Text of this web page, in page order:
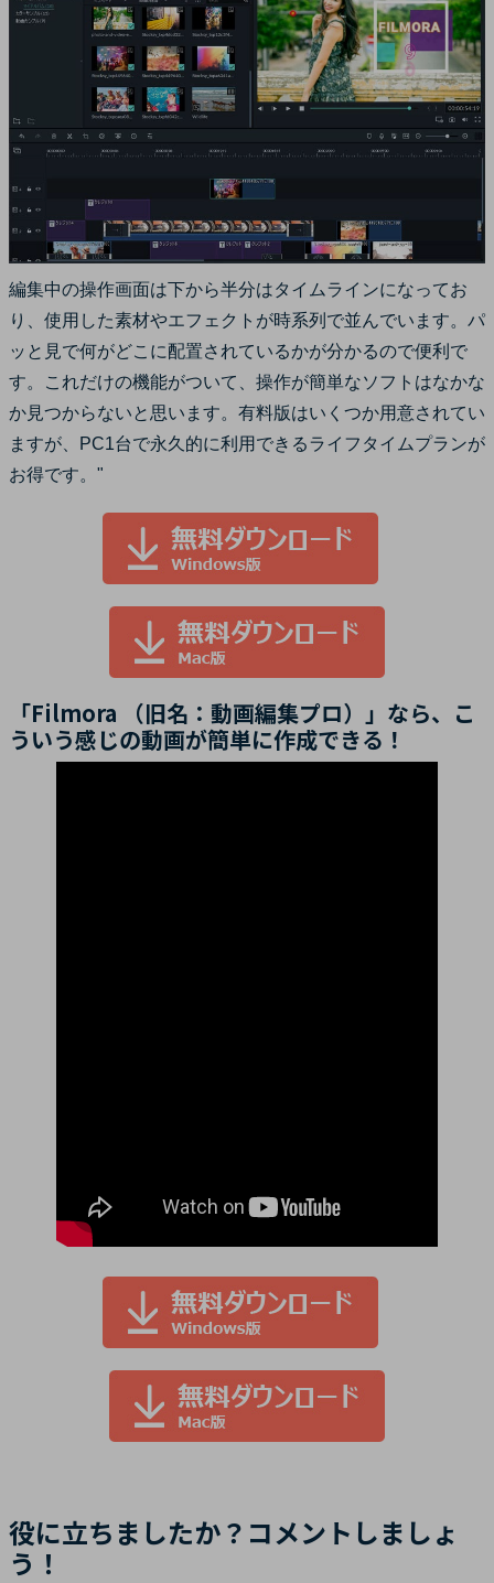
編集中の操作画面は下から半分はタイムラインになってお
り、使用した素材やエフェクトが時系列で並んでいます。パ
ッと見で何がどこに配置されているかが分かるので便利で
す。これだけの機能がついて、操作が簡単なソフトはなかな
か見つからないと思います。有料版はいくつか用意されてい
ますが、PC1台で永久的に利用できるライフタイムプランが
お得です。"
「Filmora （旧名：動画編集プロ）」なら、こ
ういう感じの動画が簡単に作成できる！
役に立ちましたか？コメントしましょ
う！